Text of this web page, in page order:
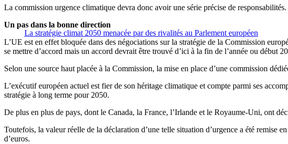
La commission urgence climatique devra donc avoir une série précise de responsabilités.
La stratégie climat 2050 menacée par des rivalités au Parlement européen
Un pas dans la bonne direction
L’UE est en effet bloquée dans des négociations sur la stratégie de la Commission
se mettre d’accord mais un accord devrait être trouvé d’ici à la fin de l’année ou début
Selon une source haut placée à la Commission, la mise en place d’une commission
L’exécutif européen actuel est fier de son héritage climatique et compte parmi ses
stratégie à long terme pour 2050.
De plus en plus de pays, dont le Canada, la France, l’Irlande et le Royaume-Uni, ont
Toutefois, la valeur réelle de la déclaration d’une telle situation d’urgence a été remise
d’euros.